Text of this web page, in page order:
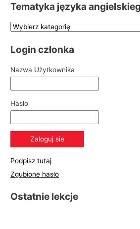
Tematyka języka
Login członka
Nazwa Użytkownika
Hasło
Podpisz tutaj
Zgubione hasło
Ostatnie lekcje